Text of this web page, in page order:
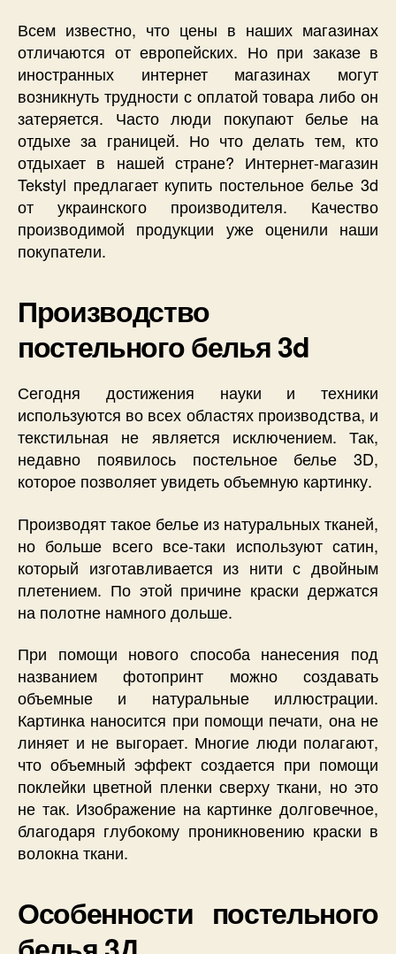
Всем известно, что цены в наших магазинах
отличаются от европейских. Но при заказе в
иностранных интернет магазинах могут
возникнуть трудности с оплатой товара либо он
затеряется. Часто люди покупают белье на
отдыхе за границей. Но что делать тем, кто
отдыхает в нашей стране? Интернет-магазин
Tekstyl предлагает купить постельное белье 3d
от украинского производителя. Качество
производимой продукции уже оценили наши
покупатели.
Производство
постельного белья 3d
Сегодня достижения науки и техники
используются во всех областях производства, и
текстильная не является исключением. Так,
недавно появилось постельное белье 3D,
которое позволяет увидеть объемную картинку.
Производят такое белье из натуральных тканей,
но больше всего все-таки используют сатин,
который изготавливается из нити с двойным
плетением. По этой причине краски держатся
на полотне намного дольше.
При помощи нового способа нанесения под
названием фотопринт можно создавать
объемные и натуральные иллюстрации.
Картинка наносится при помощи печати, она не
линяет и не выгорает. Многие люди полагают,
что объемный эффект создается при помощи
поклейки цветной пленки сверху ткани, но это
не так. Изображение на картинке долговечное,
благодаря глубокому проникновению краски в
волокна ткани.
Особенности постельного